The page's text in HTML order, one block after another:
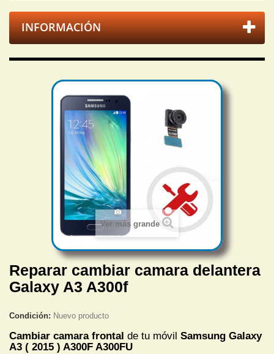
INFORMACIÓN
Ver más grande
Reparar cambiar camara delantera
Galaxy A3 A300f
Condición: Nuevo producto
Cambiar camara frontal de tu móvil Samsung Galaxy
A3 ( 2015 ) A300F A300FU